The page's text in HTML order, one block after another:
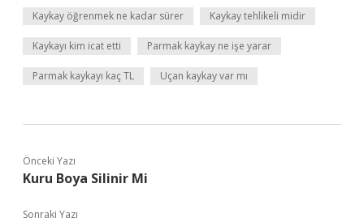
Kaykay öğrenmek ne kadar sürer Kaykay tehlikeli midir
Kaykayı kim icat etti Parmak kaykay ne işe yarar
Parmak kaykayı kaç TL Uçan kaykay var mı
Önceki Yazı
Kuru Boya Silinir Mi
Sonraki Yazı